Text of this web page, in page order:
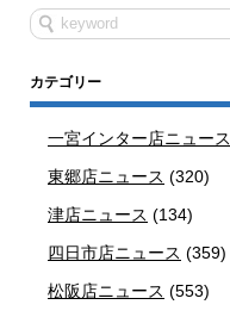
カテゴリー
一宮インター店ニュース
東郷店ニュース (320)
津店ニュース (134)
四日市店ニュース (359)
松阪店ニュース (553)